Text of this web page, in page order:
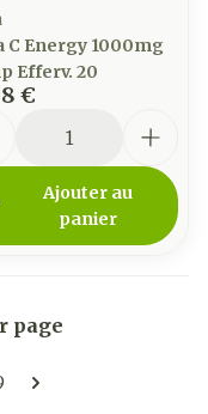
C Energy 1000mg
Efferv. 20
€
Ajouter au
panier
la page
page